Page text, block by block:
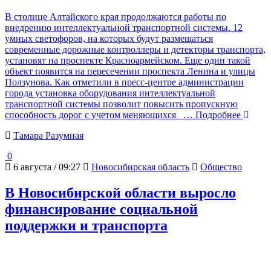
В столице Алтайского края продолжаются работы по
внедрению интеллектуальной транспортной системы. 12
умных светофоров, на которых будут размещаться
современные дорожные контроллеры и детекторы транспорта,
установят на проспекте Красноармейском. Еще один такой
объект появится на пересечении проспекта Ленина и улицы
Ползунова. Как отметили в пресс-центре администрации
города установка оборудования интеллектуальной
транспортной системы позволит повысить пропускную
способность дорог с учетом меняющихся
… Подробнее
Тамара Разумная
0
6 августа / 09:27
Новосибирская область Общество
В Новосибирской области выросло
финансирование социальной
поддержки и транспорта